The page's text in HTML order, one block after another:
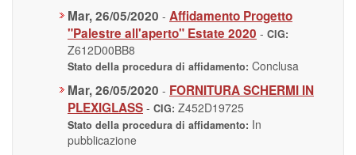
Mar, 26/05/2020 - Affidamento Progetto
"Palestre all'aperto" Estate 2020 - CIG:
Z612D00BB8
Stato della procedura di affidamento: Conclusa
Mar, 26/05/2020 - FORNITURA SCHERMI IN
PLEXIGLASS - CIG: Z452D19725
Stato della procedura di affidamento: In
pubblicazione